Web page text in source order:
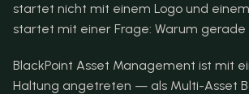
startet nicht mit einem Logo und einem
startet mit einer Frage: Warum gerade
BlackPoint Asset Management ist mit
Haltung angetreten — als Multi-Asset